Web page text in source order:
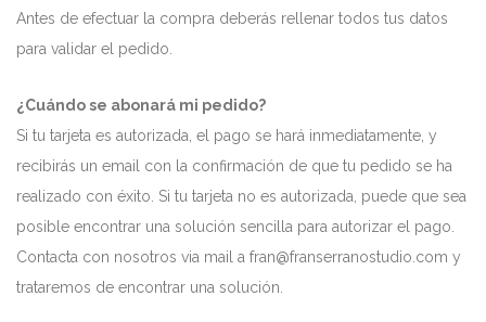
Antes de efectuar la compra deberás rellenar todos tus datos
para validar el pedido.
¿Cuándo se abonará mi pedido?
Si tu tarjeta es autorizada, el pago se hará inmediatamente, y
recibirás un email con la confirmación de que tu pedido se ha
realizado con éxito. Si tu tarjeta no es autorizada, puede que sea
posible encontrar una solución sencilla para autorizar el pago.
Contacta con nosotros via mail a fran@franserranostudio.com y
trataremos de encontrar una solución.